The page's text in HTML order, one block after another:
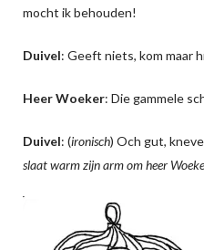
mocht ik behouden!
Duivel: Geeft niets, kom maar
Heer Woeker: Die gammele
Duivel: (ironisch) Och gut,
slaat warm zijn arm om heer